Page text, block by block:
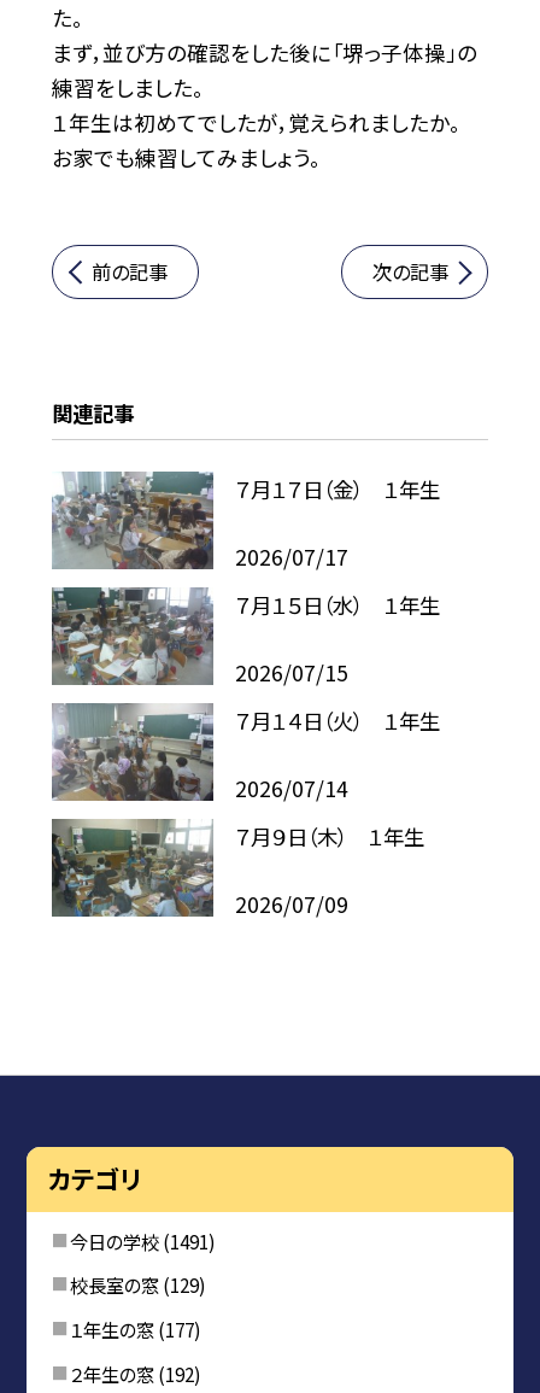
た。
まず，並び方の確認をした後に「堺っ子体操」の
練習をしました。
１年生は初めてでしたが，覚えられましたか。
お家でも練習してみましょう。
前の記事 次の記事
関連記事
７月１７日（金） １年生
2026/07/17
７月１５日（水） １年生
2026/07/15
７月１４日（火） １年生
2026/07/14
７月９日（木） １年生
2026/07/09
カテゴリ
今日の学校(1491)
校長室の窓(129)
１年生の窓(177)
２年生の窓(192)